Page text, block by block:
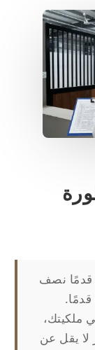
قياسية بطول 53 قدمًا نصف
و60 قدمًا.
في ملكيتك،
عن